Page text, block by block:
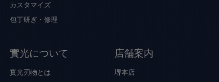
カスタマイズ
包丁研ぎ・修理
實光について
實光刃物とは
店舗案内
堺本店